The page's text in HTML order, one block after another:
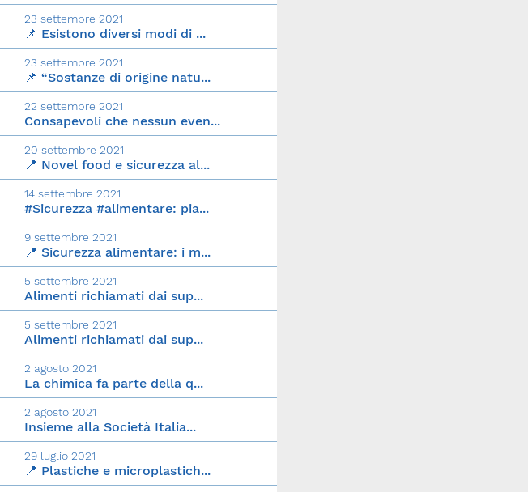
23 settembre 2021
📌 Esistono diversi modi di ...
23 settembre 2021
📌 “Sostanze di origine natu...
22 settembre 2021
Consapevoli che nessun even...
20 settembre 2021
📍 Novel food e sicurezza al...
14 settembre 2021
#Sicurezza #alimentare: pia...
9 settembre 2021
📍 Sicurezza alimentare: i m...
5 settembre 2021
Alimenti richiamati dai sup...
5 settembre 2021
Alimenti richiamati dai sup...
2 agosto 2021
La chimica fa parte della q...
2 agosto 2021
Insieme alla Società Italia...
29 luglio 2021
📍 Plastiche e microplastich...